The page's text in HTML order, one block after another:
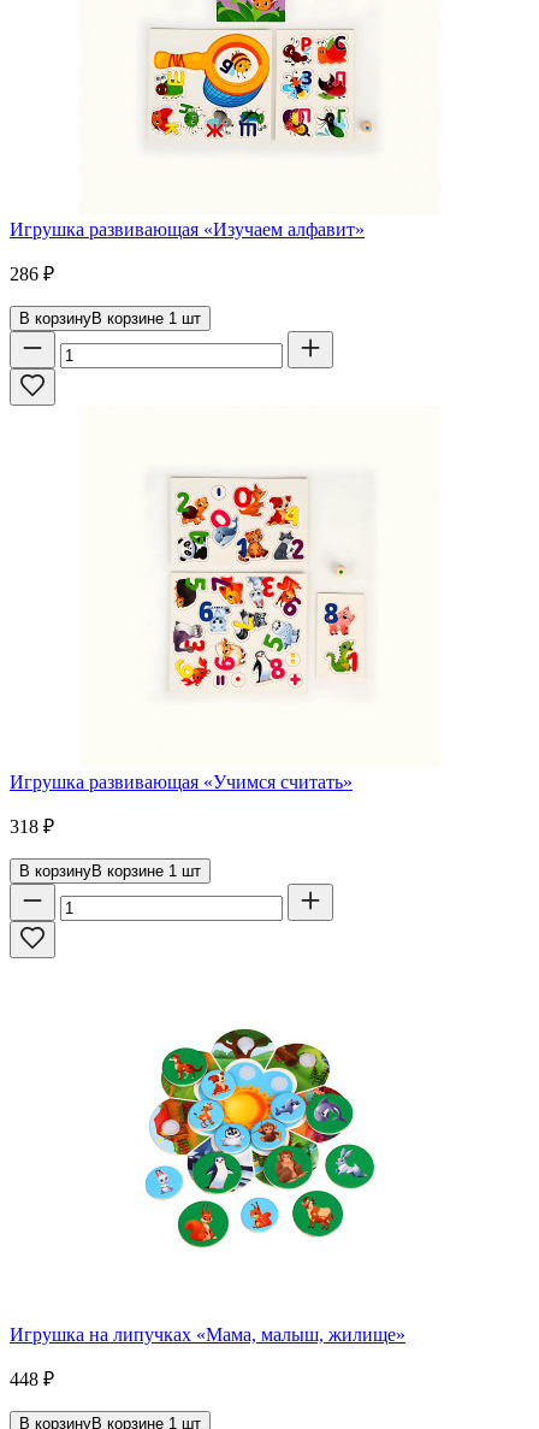
Игрушка развивающая «Изучаем алфавит»
286 ₽
В корзинуВ корзине 1 шт
Игрушка развивающая «Учимся считать»
318 ₽
В корзинуВ корзине 1 шт
Игрушка на липучках «Мама, малыш, жилище»
448 ₽
В корзинуВ корзине 1 шт